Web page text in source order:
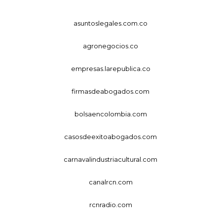
asuntoslegales.com.co
agronegocios.co
empresas.larepublica.co
firmasdeabogados.com
bolsaencolombia.com
casosdeexitoabogados.com
carnavalindustriacultural.com
canalrcn.com
rcnradio.com